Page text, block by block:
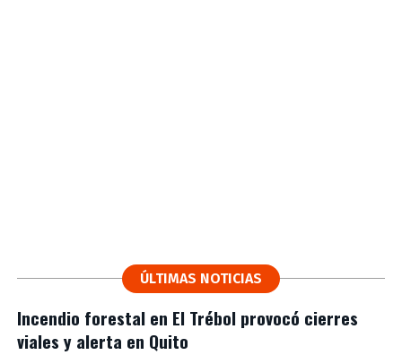
ÚLTIMAS NOTICIAS
Incendio forestal en El Trébol provocó cierres
viales y alerta en Quito